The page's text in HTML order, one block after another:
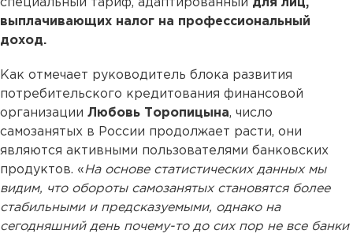
специальный тариф, адаптированный для лиц,
выплачивающих налог на профессиональный
доход.
Как отмечает руководитель блока развития
потребительского кредитования финансовой
организации Любовь Торопицына, число
самозанятых в России продолжает расти, они
являются активными пользователями банковских
продуктов. «На основе статистических данных мы
видим, что обороты самозанятых становятся более
стабильными и предсказуемыми, однако на
сегодняшний день почему-то до сих пор не все банки